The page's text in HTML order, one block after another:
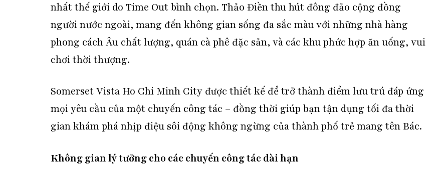
nhất thế giới do Time Out bình chọn. Thảo Điền thu hút đông đảo cộng đồng
người nước ngoài, mang đến không gian sống đa sắc màu với những nhà hàng
phong cách Âu chất lượng, quán cà phê đặc sản, và các khu phức hợp ăn uống, vui
chơi thời thượng.
Somerset Vista Ho Chi Minh City được thiết kế để trở thành điểm lưu trú đáp ứng
mọi yêu cầu của một chuyến công tác – đồng thời giúp bạn tận dụng tối đa thời
gian khám phá nhịp điệu sôi động không ngừng của thành phố trẻ mang tên Bác.
Không gian lý tưởng cho các chuyến công tác dài hạn